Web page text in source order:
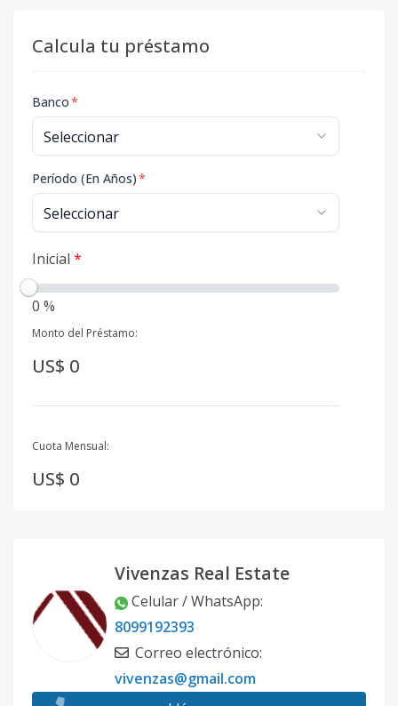
Calcula tu préstamo
Banco*
Período (En Años)*
Inicial *
0 %
Monto del Préstamo:
US$ 0
Cuota Mensual:
US$ 0
Vivenzas Real Estate
Celular / WhatsApp:
8099192393
Correo electrónico:
vivenzas@gmail.com